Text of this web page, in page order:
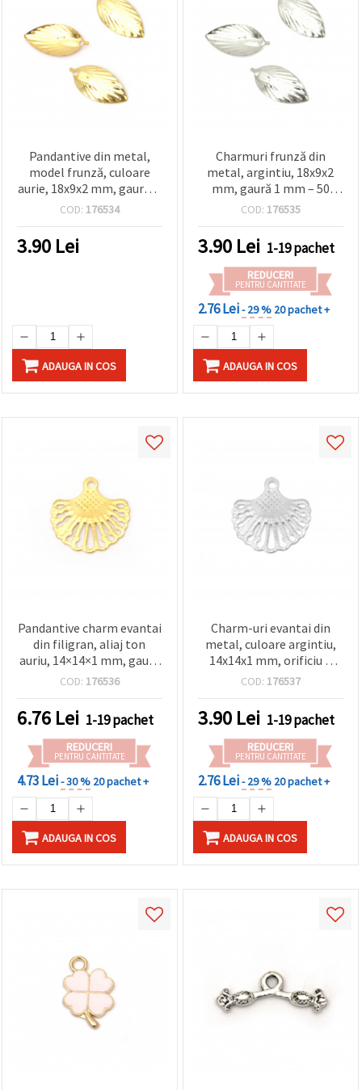
Pandantive din metal,
model frunză, culoare
aurie, 18x9x2 mm, gaură: 1
mm – 50 buc., pentru
proiecte DIY
COD: 176534
3.90 Lei
ADAUGA IN COS
Charmuri frunză din
metal, argintiu, 18x9x2
mm, gaură 1 mm – 50
buc., pentru bijuterii și
COD: 176535
3.90 Lei 1-19 pachet
REDUCERI
PENTRU CANTITATE
2.76 Lei- 29 % 20 pachet +
ADAUGA IN COS
Pandantive charm evantai
din filigran, aliaj ton
auriu, 14×14×1 mm, gaură
1 mm, set 50 bucăți,
& hobby DIY
COD: 176536
6.76 Lei 1-19 pachet
REDUCERI
PENTRU CANTITATE
4.73 Lei- 30 % 20 pachet +
ADAUGA IN COS
Charm-uri evantai din
metal, culoare argintiu,
14x14x1 mm, orificiu 1
mm, set 50 bucăți pentru
proiecte DIY
COD: 176537
3.90 Lei 1-19 pachet
REDUCERI
PENTRU CANTITATE
2.76 Lei- 29 % 20 pachet +
ADAUGA IN COS